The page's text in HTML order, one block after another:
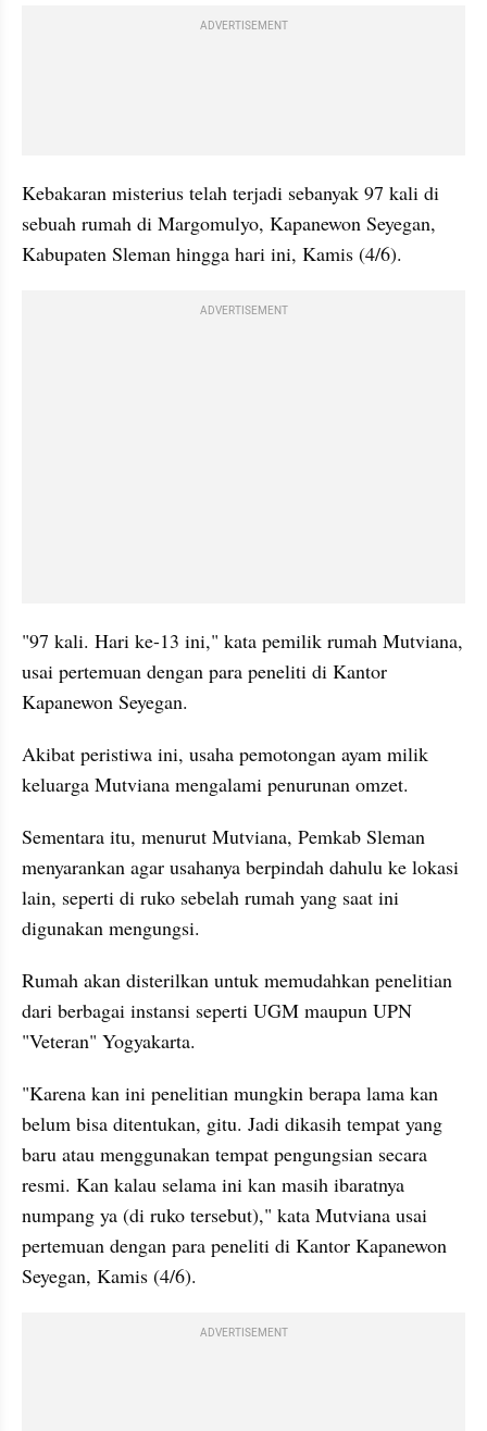
ADVERTISEMENT
Kebakaran misterius telah terjadi sebanyak 97 kali di
sebuah rumah di Margomulyo, Kapanewon Seyegan,
Kabupaten Sleman hingga hari ini, Kamis (4/6).
ADVERTISEMENT
"97 kali. Hari ke-13 ini," kata pemilik rumah Mutviana,
usai pertemuan dengan para peneliti di Kantor
Kapanewon Seyegan.
Akibat peristiwa ini, usaha pemotongan ayam milik
keluarga Mutviana mengalami penurunan omzet.
Sementara itu, menurut Mutviana, Pemkab Sleman
menyarankan agar usahanya berpindah dahulu ke lokasi
lain, seperti di ruko sebelah rumah yang saat ini
digunakan mengungsi.
Rumah akan disterilkan untuk memudahkan penelitian
dari berbagai instansi seperti UGM maupun UPN
"Veteran" Yogyakarta.
"Karena kan ini penelitian mungkin berapa lama kan
belum bisa ditentukan, gitu. Jadi dikasih tempat yang
baru atau menggunakan tempat pengungsian secara
resmi. Kan kalau selama ini kan masih ibaratnya
numpang ya (di ruko tersebut)," kata Mutviana usai
pertemuan dengan para peneliti di Kantor Kapanewon
Seyegan, Kamis (4/6).
ADVERTISEMENT